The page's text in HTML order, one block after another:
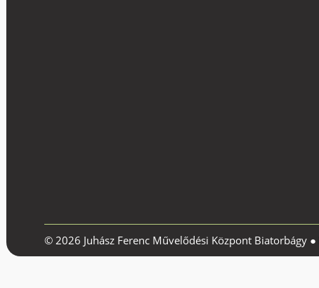
© 2026 Juhász Ferenc Művelődési Központ Biatorbágy ●